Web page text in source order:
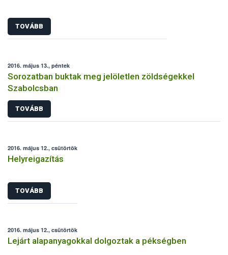
TOVÁBB
2016. május 13., péntek
Sorozatban buktak meg jelöletlen zöldségekkel
Szabolcsban
TOVÁBB
2016. május 12., csütörtök
Helyreigazítás
TOVÁBB
2016. május 12., csütörtök
Lejárt alapanyagokkal dolgoztak a pékségben